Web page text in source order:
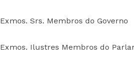
Exmos. Srs. Membros do Governo
Exmos. Ilustres Membros do